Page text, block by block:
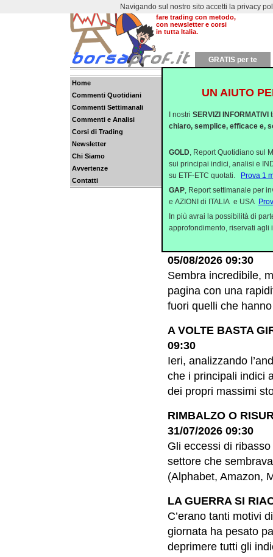
Dal 2000 aiutiamo a
fare trading con metodo,
con newsletter e corsi
in tutta Italia.
GRATIS per te
Home
Commenti Quotidiani
Commenti Settimanali
Commenti e Analisi
Corsi di Trading
Newsletter
Chi Siamo
Avvertenze
Contatti
Ieri abbiamo
direzionale tra Wall
COLPO DI FRENO
I mercati azionari
positive. Quasi tutti i
raggiunto e
05/08/2026 09:30
Sembra incredibile,
pagina con una
fuori quelli che
A VOLTE BASTA
09:30
Ieri, analizzando
che i principali indici
dei propri massimi
RIMBALZO O
31/07/2026 09:30
Gli eccessi di
settore che
(Alphabet, Amazon,
LA GUERRA SI
C’erano tanti motivi
giornata ha pesato
deprimere tutti gli
UN AIUTO
I nostri SERVIZI INFORMATIVI
chiaro, semplice, efficace e,
GOLD, Report Quotidiano sul
sui principai indici, analisi e
su ETF-ETC quotati.
Prova 1
GAP, Report settimanale per
e AZIONI di ITALIA e USA
In più avrai la possibilità di
approfondimento, riservati agli
Navigando sul nostro sito accetti la privacy